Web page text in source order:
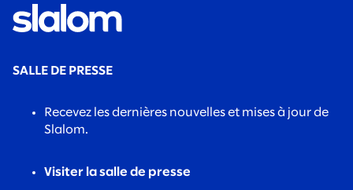
SALLE DE PRESSE
Recevez les dernières nouvelles et mises à jour de
Slalom.
Visiter la salle de presse